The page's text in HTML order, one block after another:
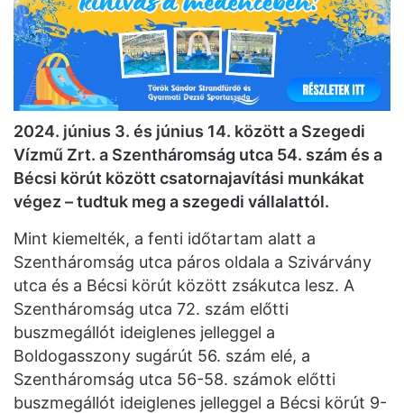
2024. június 3. és június 14. között a Szegedi
Vízmű Zrt. a Szentháromság utca 54. szám és a
Bécsi körút között csatornajavítási munkákat
végez – tudtuk meg a szegedi vállalattól.
Mint kiemelték, a fenti időtartam alatt a
Szentháromság utca páros oldala a Szivárvány
utca és a Bécsi körút között zsákutca lesz. A
Szentháromság utca 72. szám előtti
buszmegállót ideiglenes jelleggel a
Boldogasszony sugárút 56. szám elé, a
Szentháromság utca 56-58. számok előtti
buszmegállót ideiglenes jelleggel a Bécsi körút 9-